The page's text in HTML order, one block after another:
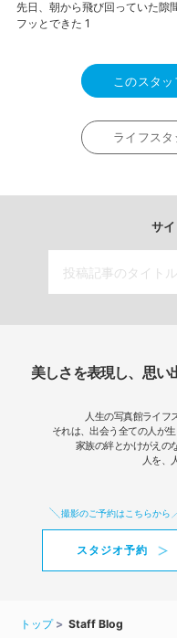
先日、朝から飛び回っていた隙
フッとできた 1
このスタ
ライフス
サ
美しさを表現し、思い
人生の写真館ライフ
それは、出会う全ての人が
家族の絆とかけがえの
人を、
撮影のご予約はこちらから
スタジオ予約
トップ Staff Blog